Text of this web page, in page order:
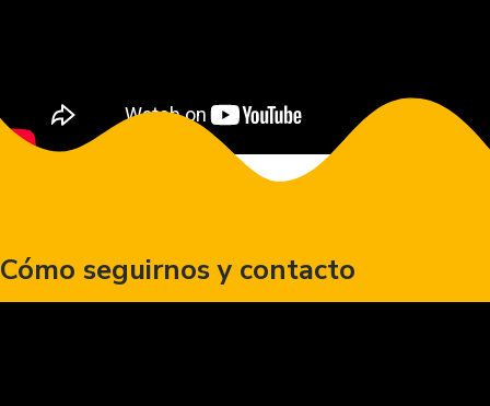
Cómo seguirnos y contacto